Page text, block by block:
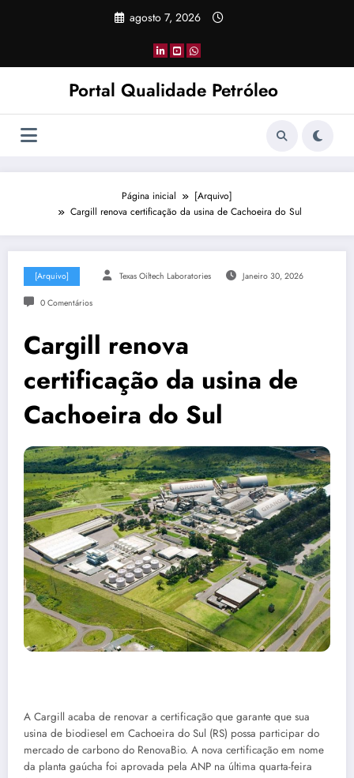
agosto 7, 2026
Portal Qualidade Petróleo
Página inicial
[Arquivo]
Cargill renova certificação da usina de Cachoeira do Sul
[Arquivo] Texas Oiltech Laboratories Janeiro 30, 2026
0 Comentários
Cargill renova
certificação da usina de
Cachoeira do Sul
A Cargill acaba de renovar a certificação que garante que sua
usina de biodiesel em Cachoeira do Sul (RS) possa participar do
mercado de carbono do RenovaBio. A nova certificação em nome
da planta gaúcha foi aprovada pela ANP na última quarta-feira